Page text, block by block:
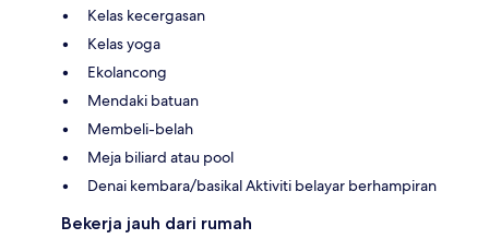
Kelas kecergasan
Kelas yoga
Ekolancong
Mendaki batuan
Membeli-belah
Meja biliard atau pool
Denai kembara/basikal Aktiviti belayar berhampiran
Bekerja jauh dari rumah